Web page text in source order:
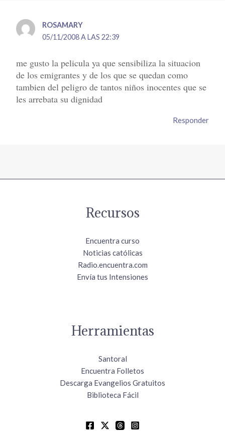
ROSAMARY
05/11/2008 A LAS 22:39
me gusto la pelicula ya que sensibiliza la situacion
de los emigrantes y de los que se quedan como
tambien del peligro de tantos niños inocentes que se
les arrebata su dignidad
Responder
Recursos
Encuentra curso
Noticias católicas
Radio.encuentra.com
Envía tus Intensiones
Herramientas
Santoral
Encuentra Folletos
Descarga Evangelios Gratuitos
Biblioteca Fácil